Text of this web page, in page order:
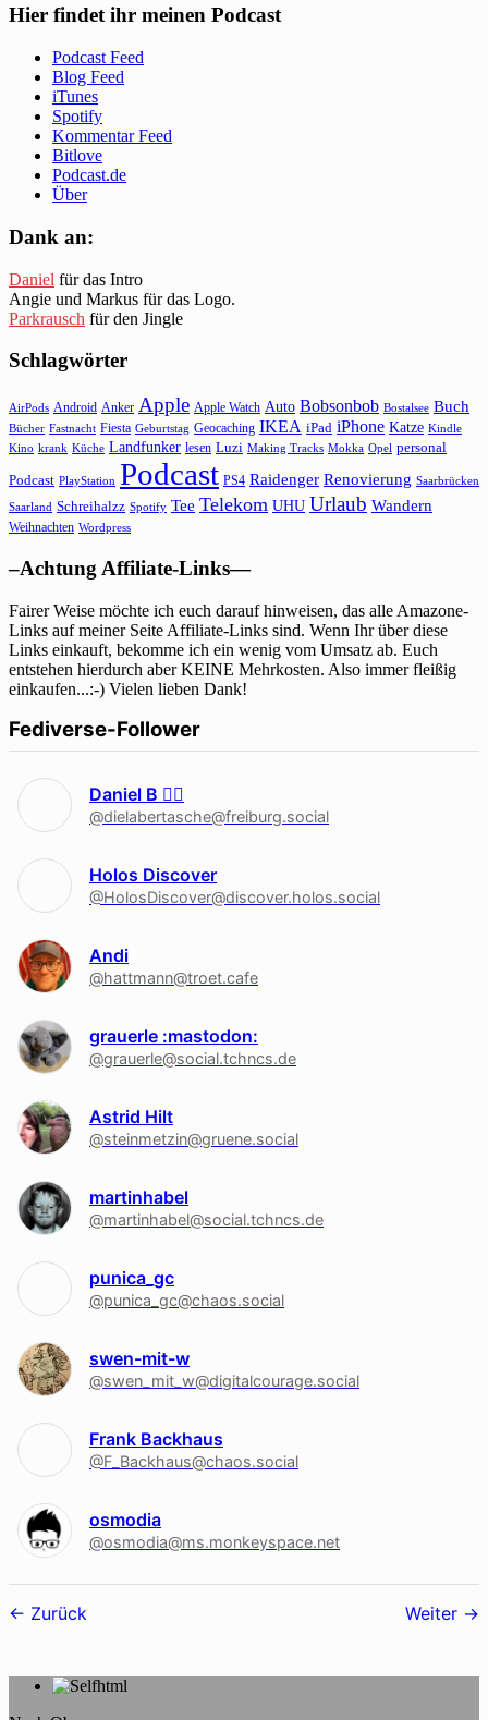
Hier findet ihr meinen Podcast
Podcast Feed
Blog Feed
iTunes
Spotify
Kommentar Feed
Bitlove
Podcast.de
Über
Dank an:
Daniel für das Intro
Angie und Markus für das Logo.
Parkrausch für den Jingle
Schlagwörter
AirPods Android Anker Apple Apple Watch Auto Bobsonbob Bostalsee Buch
Bücher Fastnacht Fiesta Geburtstag Geocaching IKEA iPad iPhone Katze Kindle
Kino krank Küche Landfunker lesen Luzi Making Tracks Mokka Opel personal
Podcast PlayStation Podcast PS4 Raidenger Renovierung Saarbrücken
Saarland Schreihalzz Spotify Tee Telekom UHU Urlaub Wandern
Weihnachten Wordpress
–Achtung Affiliate-Links—
Fairer Weise möchte ich euch darauf hinweisen, das alle Amazone-
Links auf meiner Seite Affiliate-Links sind. Wenn Ihr über diese
Links einkauft, bekomme ich ein wenig vom Umsatz ab. Euch
entstehen hierdurch aber KEINE Mehrkosten. Also immer fleißig
einkaufen...:-) Vielen lieben Dank!
Fediverse-Follower
Daniel B 🏳‍🌈
@dielabertasche@freiburg.social
Holos Discover
@HolosDiscover@discover.holos.social
Andi
@hattmann@troet.cafe
grauerle :mastodon:
@grauerle@social.tchncs.de
Astrid Hilt
@steinmetzin@gruene.social
martinhabel
@martinhabel@social.tchncs.de
punica_gc
@punica_gc@chaos.social
swen-mit-w
@swen_mit_w@digitalcourage.social
Frank Backhaus
@F_Backhaus@chaos.social
osmodia
@osmodia@ms.monkeyspace.net
Follower-
Navigation
Zurück Weiter